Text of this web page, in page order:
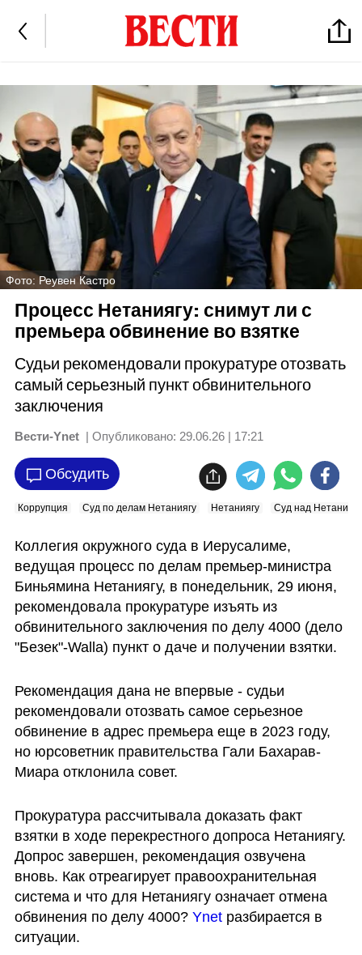
Фото: Реувен Кастро
Процесс Нетаниягу: снимут ли с
премьера обвинение во взятке
Судьи рекомендовали прокуратуре отозвать
самый серьезный пункт обвинительного
заключения
Вести-Ynet | Опубликовано: 29.06.26 | 17:21
Обсудить
Коррупция Суд по делам Нетаниягу Нетаниягу Суд над Нетаниягу
Коллегия окружного суда в Иерусалиме,
ведущая процесс по делам премьер-министра
Биньямина Нетаниягу, в понедельник, 29 июня,
рекомендовала прокуратуре изъять из
обвинительного заключения по делу 4000 (дело
"Безек"-Walla) пункт о даче и получении взятки.
Рекомендация дана не впервые - судьи
рекомендовали отозвать самое серьезное
обвинение в адрес премьера еще в 2023 году,
но юрсоветник правительства Гали Бахарав-
Миара отклонила совет.
Прокуратура рассчитывала доказать факт
взятки в ходе перекрестного допроса Нетаниягу.
Допрос завершен, рекомендация озвучена
вновь. Как отреагирует правоохранительная
система и что для Нетаниягу означает отмена
обвинения по делу 4000? Ynet разбирается в
ситуации.